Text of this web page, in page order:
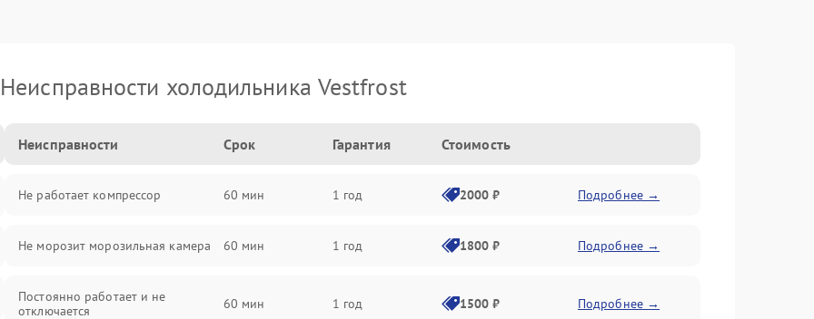
Неисправности холодильника Vestfrost
Неисправности Срок Гарантия Стоимость
Не работает компрессор 60 мин 1 год 2000 ₽ Подробнее →
Не морозит морозильная камера 60 мин 1 год 1800 ₽ Подробнее →
Постоянно работает и не
отключается
60 мин 1 год 1500 ₽ Подробнее →